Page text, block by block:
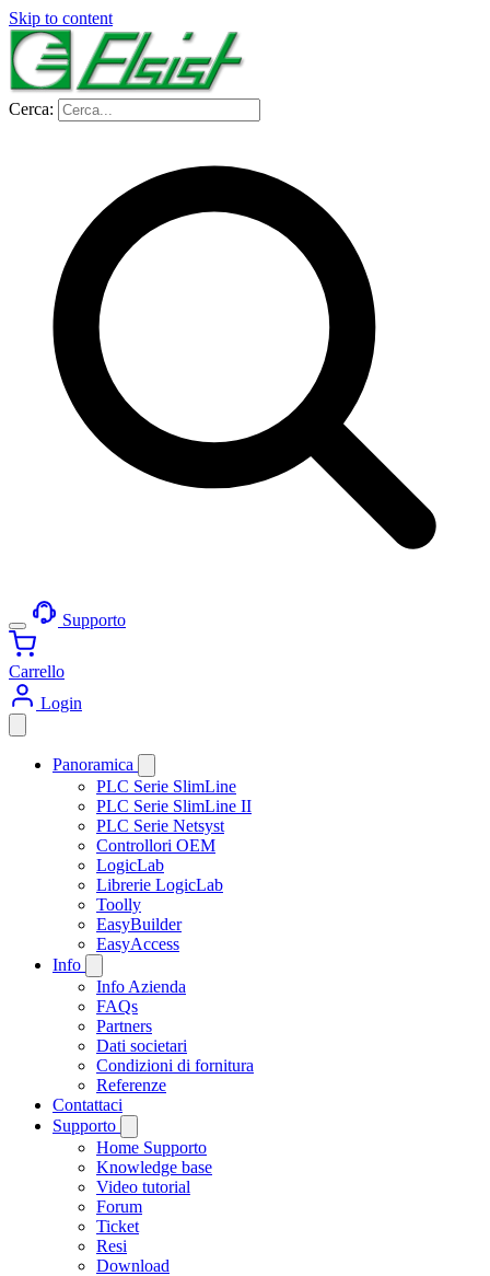
Skip to content
Cerca:
Supporto
Carrello
Login
Panoramica
PLC Serie SlimLine
PLC Serie SlimLine II
PLC Serie Netsyst
Controllori OEM
LogicLab
Librerie LogicLab
Toolly
EasyBuilder
EasyAccess
Info
Info Azienda
FAQs
Partners
Dati societari
Condizioni di fornitura
Referenze
Contattaci
Supporto
Home Supporto
Knowledge base
Video tutorial
Forum
Ticket
Resi
Download